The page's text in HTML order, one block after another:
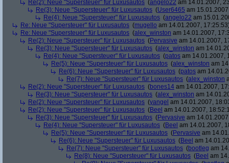
Re(2): Neue "Supersteuer" für Luxusautos (angelo22 am 14.01.2007,
Re(3): Neue "Supersteuer" für Luxusautos (User6465 am
Re(4): Neue "Supersteuer" für Luxusautos (angelo22 am
Re: Neue "Supersteuer" für Luxusautos (mugello am 14.01.2007,
Re: Neue "Supersteuer" für Luxusautos (alex_winston am 14.01.2007,
Re(2): Neue "Supersteuer" für Luxusautos (Pervasive am 14.01.2007,
Re(3): Neue "Supersteuer" für Luxusautos (alex_winston am
Re(4): Neue "Supersteuer" für Luxusautos (patos am 14.01.2007,
Re(5): Neue "Supersteuer" für Luxusautos (alex_winston am
Re(6): Neue "Supersteuer" für Luxusautos (patos am
Re(7): Neue "Supersteuer" für Luxusautos (alex_winston
Re(2): Neue "Supersteuer" für Luxusautos (bones14 am 14.01.2007,
Re(3): Neue "Supersteuer" für Luxusautos (alex_winston am
Re(2): Neue "Supersteuer" für Luxusautos (yangel am 14.01.2007,
Re(2): Neue "Supersteuer" für Luxusautos (Beel am 14.01.2007,
Re(3): Neue "Supersteuer" für Luxusautos (Pervasive am
Re(4): Neue "Supersteuer" für Luxusautos (Beel am 14.01.2007,
Re(5): Neue "Supersteuer" für Luxusautos (Pervasive am
Re(6): Neue "Supersteuer" für Luxusautos (Beel am
Re(7): Neue "Supersteuer" für Luxusautos (bootleg am
Re(8): Neue "Supersteuer" für Luxusautos (Beel am